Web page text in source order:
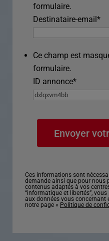
formulaire.
Destinataire-email*
Ce champ est
formulaire.
ID annonce*
Ces informations sont
demande ainsi que pour nous
contenus adaptés à vos
“informatique et libertés”,
aux données vous
notre page « Politique de